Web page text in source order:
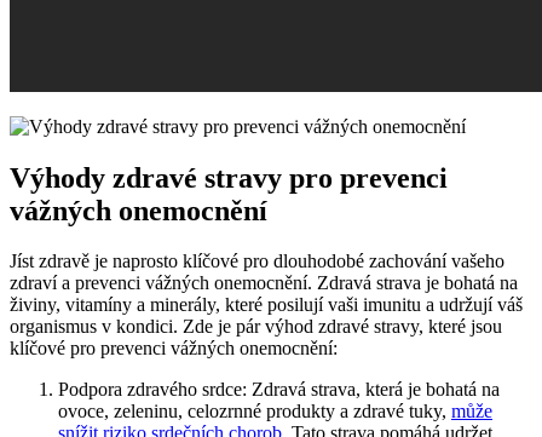
Výhody zdravé stravy pro prevenci
vážných onemocnění
Jíst zdravě je naprosto klíčové pro dlouhodobé zachování vašeho
zdraví a prevenci vážných onemocnění. Zdravá strava je bohatá na
živiny, vitamíny a minerály, které posilují vaši imunitu a udržují váš
organismus v kondici. Zde je pár výhod zdravé stravy, které jsou
klíčové pro prevenci vážných onemocnění:
Podpora zdravého srdce: Zdravá strava, která je bohatá na
ovoce, zeleninu, celozrnné produkty a zdravé tuky, může